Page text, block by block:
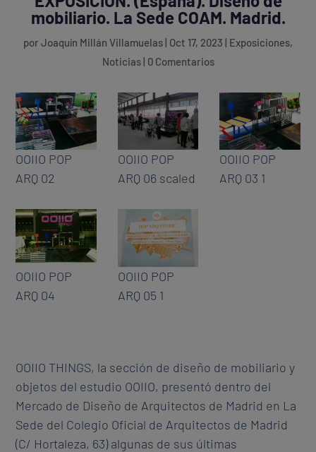
mobiliario. La Sede COAM. Madrid.
por Joaquín Millán Villamuelas| Oct 17, 2023 | Exposiciones,
Noticias| 0 Comentarios
OOIIO POP
ARQ 02
OOIIO POP
ARQ 06 scaled
OOIIO POP
ARQ 03 1
OOIIO POP
ARQ 04
OOIIO POP
ARQ 05 1
OOIIO THINGS, la sección de diseño de mobiliario y
objetos del estudio OOIIO, presentó dentro del
Mercado de Diseño de Arquitectos de Madrid en La
Sede del Colegio Oficial de Arquitectos de Madrid
(C/ Hortaleza, 63) algunas de sus últimas